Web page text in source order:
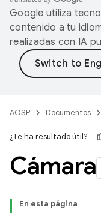
Google utiliza
contenido a tu
realizadas con IA
AOSP Documentos
¿Te ha resultado útil?
Cámara
En esta página